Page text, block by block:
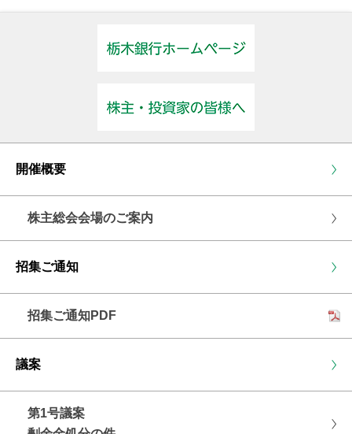
開催概要
株主総会会場のご案内
招集ご通知
招集ご通知PDF
議案
第1号議案